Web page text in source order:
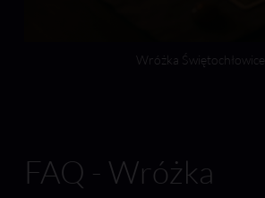
Wróżka Świętochłowice
FAQ - Wróżka